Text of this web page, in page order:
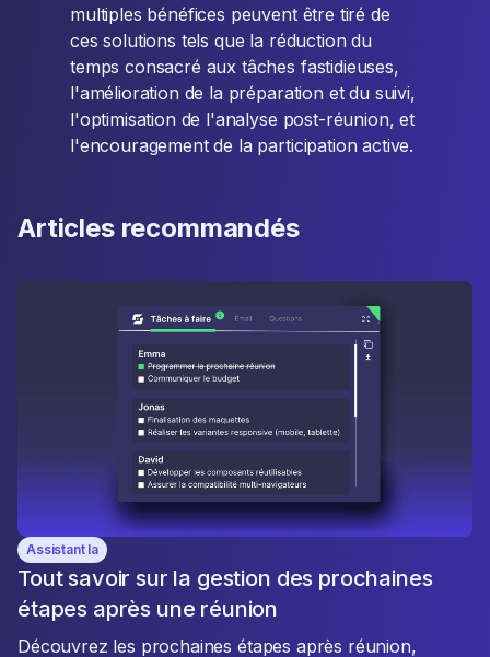
multiples bénéfices peuvent être tiré de
ces solutions tels que la réduction du
temps consacré aux tâches fastidieuses,
l'amélioration de la préparation et du suivi,
l'optimisation de l'analyse post-réunion, et
l'encouragement de la participation active.
Articles recommandés
Assistant Ia
Tout savoir sur la gestion des prochaines
étapes après une réunion
Découvrez les prochaines étapes après réunion,